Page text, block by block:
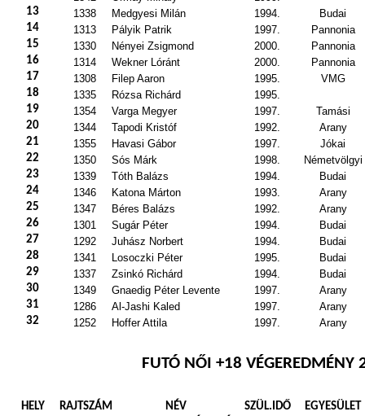
13
1338 Medgyesi Milán 1994.
Budai
14
1313 Pályik Patrik 1997.
Pannonia
15
1330 Nényei Zsigmond 2000.
Pannonia
16
1314 Wekner Lóránt 2000.
Pannonia
17
1308 Filep Aaron 1995.
VMG
18
1335 Rózsa Richárd
1995.
19
1354 Varga Megyer 1997.
Tamási
20
1344 Tapodi Kristóf 1992.
Arany
21
1355 Havasi Gábor 1997.
Jókai
22
1350 Sós Márk 1998.
Németvölgyi
23
1339 Tóth Balázs 1994.
Budai
24
1346 Katona Márton 1993.
Arany
25
1347 Béres Balázs 1992.
Arany
26
1301 Sugár Péter 1994.
Budai
27
1292 Juhász Norbert 1994.
Budai
28
1341 Losoczki Péter 1995.
Budai
29
1337 Zsinkó Richárd 1994.
Budai
30
1349 Gnaedig Péter Levente 1997.
Arany
31
1286 Al-Jashi Kaled 1997.
Arany
32
1252 Hoffer Attila 1997. Arany
FUTÓ NŐI +18 VÉGEREDMÉNY
HELY RAJTSZÁM NÉV SZÜL.IDŐ
EGYESÜLET